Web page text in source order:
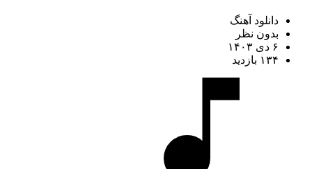
دانلود آهنگ
بدون نظر
۶ دی ۱۴۰۳
۱۳۴ بازدید